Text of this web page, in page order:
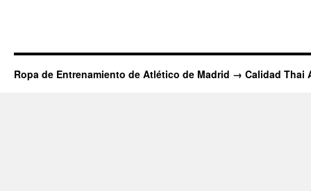
Ropa de Entrenamiento de Atlético de Madrid → Calidad Thai